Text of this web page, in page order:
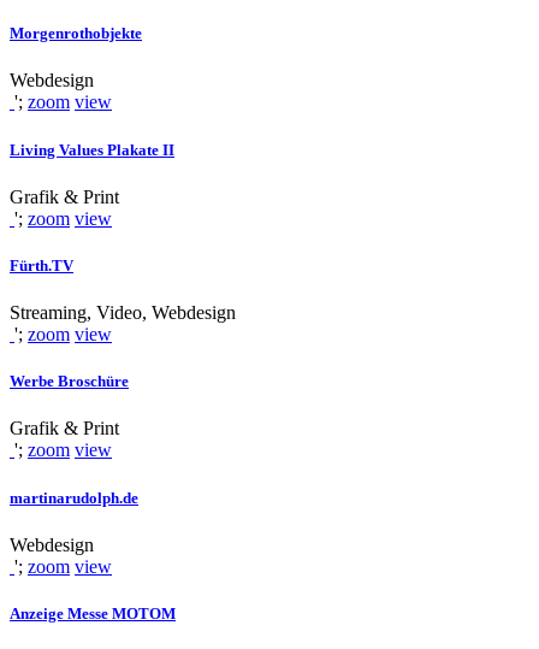
Morgenrothobjekte
Webdesign
'; zoom view
Living Values Plakate II
Grafik & Print
'; zoom view
Fürth.TV
Streaming, Video, Webdesign
'; zoom view
Werbe Broschüre
Grafik & Print
'; zoom view
martinarudolph.de
Webdesign
'; zoom view
Anzeige Messe MOTOM